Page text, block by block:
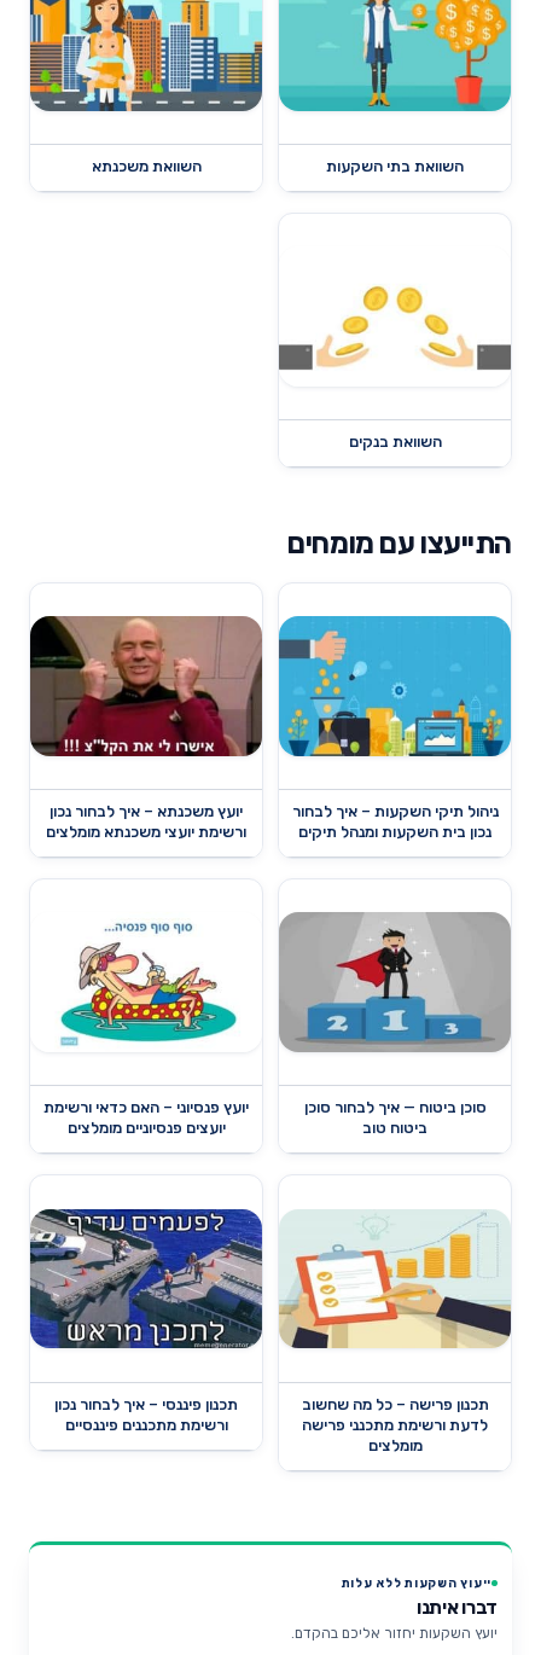
השוואת בתי השקעות השוואת משכנתא
השוואת בנקים
התייעצו עם מומחים
ניהול תיקי השקעות – איך לבחור
נכון בית השקעות ומנהל תיקים
יועץ משכנתא – איך לבחור נכון
ורשימת יועצי משכנתא מומלצים
סוכן ביטוח — איך לבחור סוכן
ביטוח טוב
יועץ פנסיוני – האם כדאי ורשימת
יועצים פנסיוניים מומלצים
תכנון פרישה – כל מה שחשוב
לדעת ורשימת מתכנני פרישה
מומלצים
תכנון פיננסי – איך לבחור נכון
ורשימת מתכננים פיננסיים
ייעוץ השקעות ללא עלות
דברו איתנו
יועץ השקעות יחזור אליכם בהקדם.